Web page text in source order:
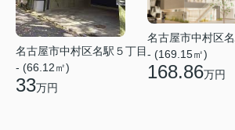
名古屋市中村区名駅５丁目
- (66.12㎡)
33万円
名古屋市中村区
- (169.15㎡)
168.86万円